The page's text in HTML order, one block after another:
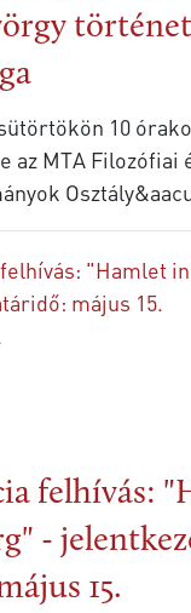
10
az MTA Filozófiai
felhívás:
-
15.